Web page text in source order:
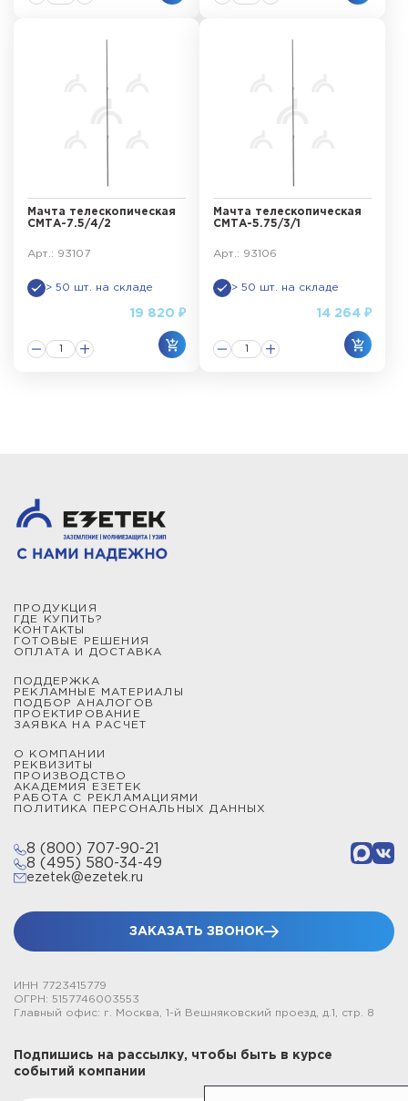
Мачта телескопическая
СМТА-7.5/4/2
Арт.: 93107
> 50 шт. на складе
19 820 ₽
Мачта телескопическая
СМТА-5.75/3/1
Арт.: 93106
> 50 шт. на складе
14 264 ₽
ПРОДУКЦИЯ
ГДЕ КУПИТЬ?
КОНТАКТЫ
ГОТОВЫЕ РЕШЕНИЯ
ОПЛАТА И ДОСТАВКА
ПОДДЕРЖКА
РЕКЛАМНЫЕ МАТЕРИАЛЫ
ПОДБОР АНАЛОГОВ
ПРОЕКТИРОВАНИЕ
ЗАЯВКА НА РАСЧЕТ
О КОМПАНИИ
РЕКВИЗИТЫ
ПРОИЗВОДСТВО
АКАДЕМИЯ ЕЗЕТЕК
РАБОТА С РЕКЛАМАЦИЯМИ
ПОЛИТИКА ПЕРСОНАЛЬНЫХ ДАННЫХ
8 (800) 707-90-21
8 (495) 580-34-49
ezetek@ezetek.ru
ЗАКАЗАТЬ ЗВОНОК
ИНН 7723415779
ОГРН: 5157746003553
Главный офис: г. Москва, 1-й Вешняковский проезд, д.1, стр. 8
Подпишись на рассылку, чтобы быть в курсе
событий компании